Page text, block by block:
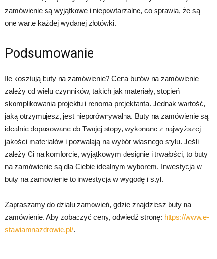
zamówienie są wyjątkowe i niepowtarzalne, co sprawia, że są
one warte każdej wydanej złotówki.
Podsumowanie
Ile kosztują buty na zamówienie? Cena butów na zamówienie
zależy od wielu czynników, takich jak materiały, stopień
skomplikowania projektu i renoma projektanta. Jednak wartość,
jaką otrzymujesz, jest nieporównywalna. Buty na zamówienie są
idealnie dopasowane do Twojej stopy, wykonane z najwyższej
jakości materiałów i pozwalają na wybór własnego stylu. Jeśli
zależy Ci na komforcie, wyjątkowym designie i trwałości, to buty
na zamówienie są dla Ciebie idealnym wyborem. Inwestycja w
buty na zamówienie to inwestycja w wygodę i styl.
Zapraszamy do działu zamówień, gdzie znajdziesz buty na
zamówienie. Aby zobaczyć ceny, odwiedź stronę: https://www.e-
stawiamnazdrowie.pl/.